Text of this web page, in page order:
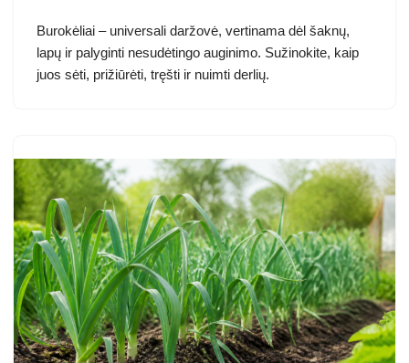
Burokėliai – universali daržovė, vertinama dėl šaknų,
lapų ir palyginti nesudėtingo auginimo. Sužinokite, kaip
juos sėti, prižiūrėti, tręšti ir nuimti derlių.